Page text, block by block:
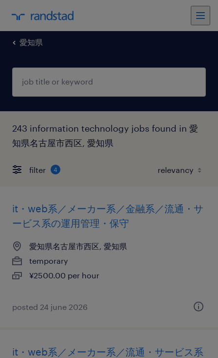
愛知県
243 information technology jobs found in 愛
知県名古屋市西区, 愛知県
filter 4
it・web系／メーカー系／金融系／流通・サ
ービス系の運用管理・保守
愛知県名古屋市西区, 愛知県
temporary
¥2500.00 per hour
posted 24 june 2026
it・web系／メーカー系／流通・サービス系